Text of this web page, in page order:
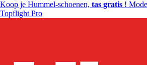
Koop je Hummel-schoenen, tas gratis !
Topflight Pro